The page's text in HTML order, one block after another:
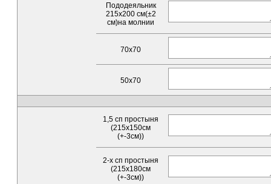
Пододеяльник
215х200 см(±2
см)на молнии
70x70
50x70
1,5 сп простыня
(215х150см
(+-3см))
2-х сп простыня
(215х180см
(+-3см))